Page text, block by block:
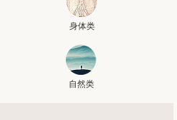
身体类
自然类